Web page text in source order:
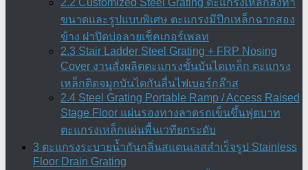
2.2 Customized Steel Grating ตะแกรงเหล็กสั่งทำ
ขนาดและรูปแบบพิเศษ ตะแกรงมีปีกเหล็กฉากสอง
ข้าง ฝาปิดบ่อลายเช็คเกอร์เพลท
2.3 Stair Ladder Steel Grating + FRP Nosing
Cover งานสั่งผลิตตะแกรงขั้นบันไดเหล็ก ตะแกรง
เหล็กติดจมูกบันไดกันลื่นไฟเบอร์กล๊าส
2.4 Steel Grating Portable Ramp / Access Raised
Stage Floor แผ่นรองทางลาดรถเข็นขึ้นฟุตบาท
ตะแกรงเหล็กแผ่นพื้นเวทียกระดับ
3 ตะแกรงระบายน้ำกันกลิ่นสแตนเลสสำเร็จรูป Stainless
Floor Drain Grating